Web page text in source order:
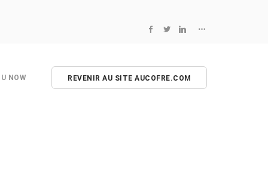
NOW REVENIR AU SITE AUCOFRE.COM